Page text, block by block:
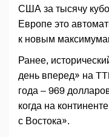
США за тысячу
Европе это
к новым
Ранее,
день вперед» на
года – 969
когда на
с Востока».